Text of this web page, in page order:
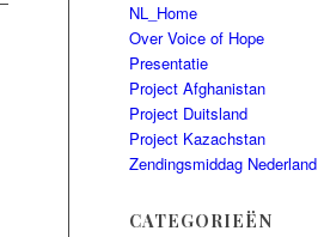
NL_Home
Over Voice of Hope
Presentatie
Project Afghanistan
Project Duitsland
Project Kazachstan
Zendingsmiddag Nederland
CATEGORIEËN